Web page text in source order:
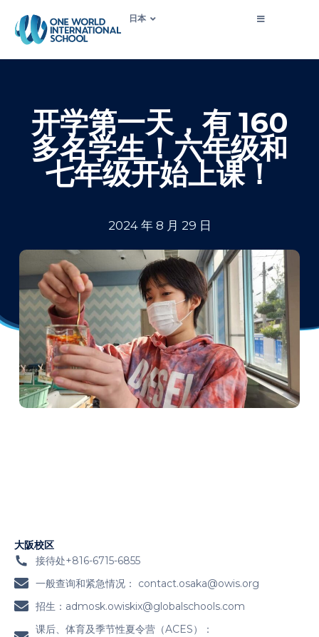
日本
开学第一天，有 160
多名学生！六年级和
七年级开始上课！
2024 年 8 月 29 日
大阪校区
接待处+816-6715-6855
一般查询和紧急情况： contact.osaka@owis.org
招生： admosk.owiskix@globalschools.com
课后、体育及季节性夏令营（ACES）：